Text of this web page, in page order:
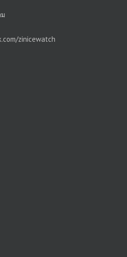
zinicewatch